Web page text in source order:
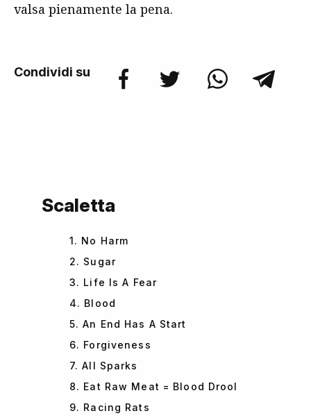
valsa pienamente la pena.
Condividi su
Scaletta
1. No Harm
2. Sugar
3. Life Is A Fear
4. Blood
5. An End Has A Start
6. Forgiveness
7. All Sparks
8. Eat Raw Meat = Blood Drool
9. Racing Rats